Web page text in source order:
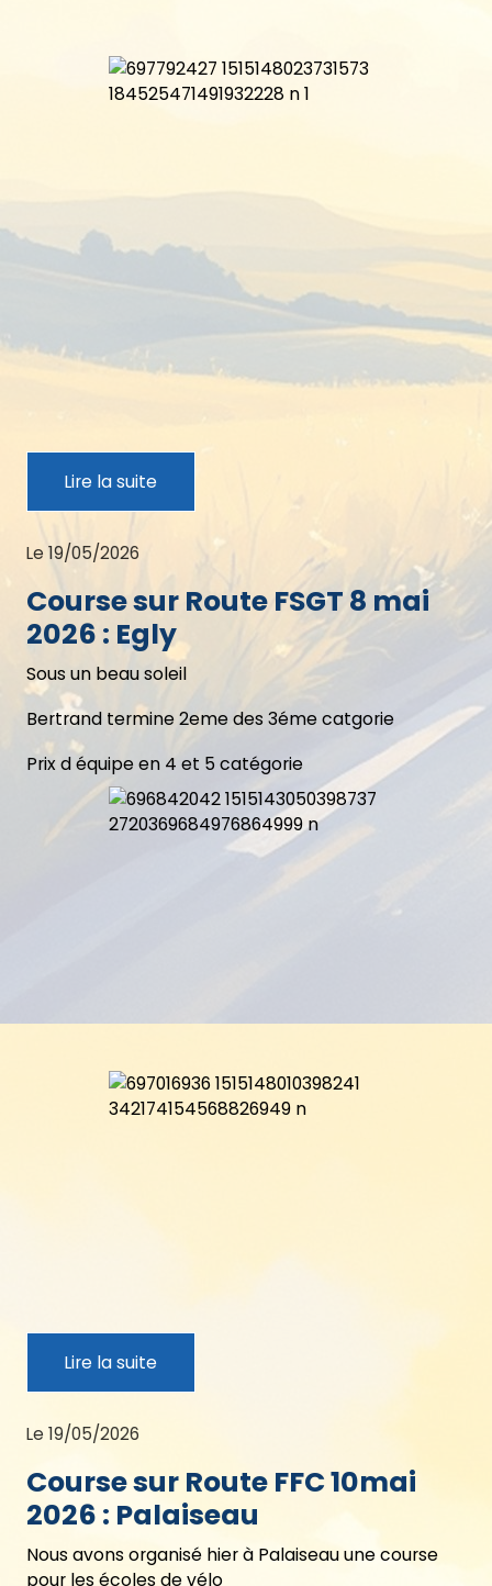
Lire la suite
Le 19/05/2026
Course sur Route FSGT 8 mai
2026 : Egly
Sous un beau soleil
Bertrand termine 2eme des 3éme catgorie
Prix d équipe en 4 et 5 catégorie
Lire la suite
Le 19/05/2026
Course sur Route FFC 10mai
2026 : Palaiseau
Nous avons organisé hier à Palaiseau une course
pour les écoles de vélo